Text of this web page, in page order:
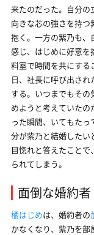
来たのだった。自分
向きな芯の強さを持
抱く。一方の紫乃も、
感じ、はじめに好意
料室で時間を共にする
日、社長に呼び出さ
する。いつまでもそ
めようと考えていた
った瞬間、いてもた
分が紫乃と結婚した
目惚れと答えたこと
られてしまう。
面倒な婚約者
橘はじめは、婚約者の
かなくなり、紫乃を